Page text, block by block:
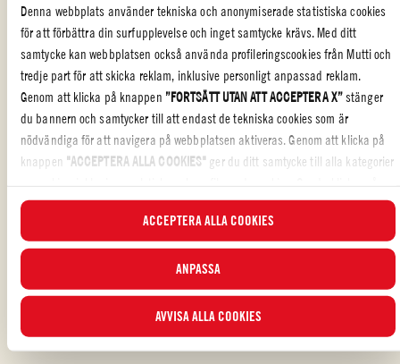
Denna webbplats använder tekniska och anonymiserade statistiska cookies
för att förbättra din surfupplevelse och inget samtycke krävs. Med ditt
samtycke kan webbplatsen också använda profileringscookies från Mutti och
tredje part för att skicka reklam, inklusive personligt anpassad reklam.
Genom att klicka på knappen ”FORTSÄTT UTAN ATT ACCEPTERA X”stänger
du bannern och samtycker till att endast de tekniska cookies som är
nödvändiga för att navigera på webbplatsen aktiveras. Genom att klicka på
knappen "ACCEPTERA ALLA COOKIES" ger du ditt samtycke till alla kategorier
knappen"AVVISA ALLA COOKIES" aktiveras endast tekniska cookies och
anonymiserade statistiska cookies.
I denna banner kan du välja eller välja bort de kategorier av cookies som du
vill acceptera med hjälp av de specifika bockarna och klicka på knappen
"ACCEPTERA VALDA". Du kan när som helst välja vilka cookies du vill ge
samtycke till och se den uppdaterade listan över cookies via
För mer information, läs vår
ACCEPTERA ALLA COOKIES
ANPASSA
AVVISA ALLA COOKIES
Låt koka under lock på svag värme i 10 minuter
Servera spenatbollarna med lite peppar och riven ricottaost
Gillade du receptet?
RECENSERA OCH DELA MED DINA VÄNNER